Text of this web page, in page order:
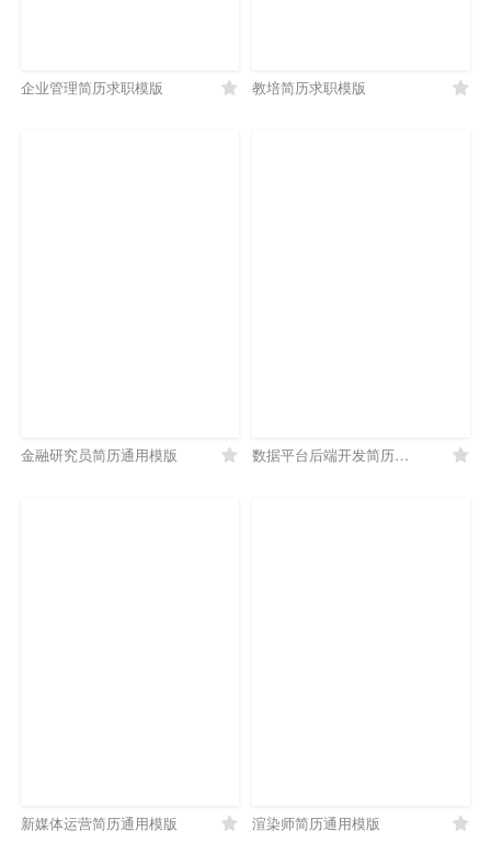
企业管理简历求职模版 教培简历求职模版
金融研究员简历通用模版 数据平台后端开发简历通用模版
新媒体运营简历通用模版 渲染师简历通用模版